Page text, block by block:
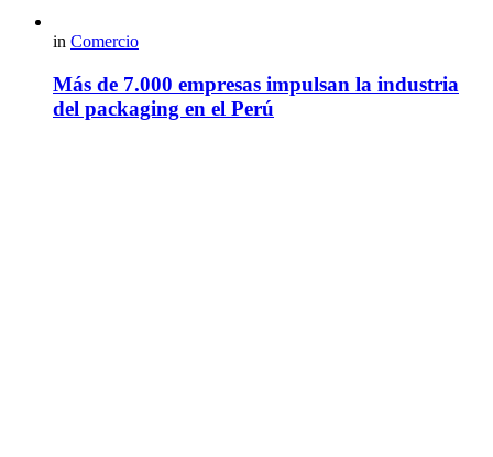
in Comercio
Más de 7.000 empresas impulsan la industria
del packaging en el Perú